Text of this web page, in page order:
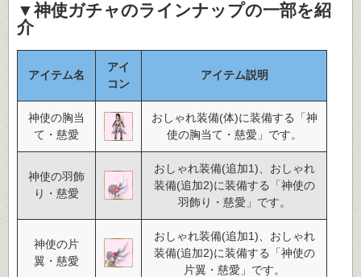
▼神使ガチャのラインナップの一部を紹
介
アイテム名
アイ
コン
アイテム説明
神使の胸当
て・慈愛
おしゃれ装備(体)に装備する「神
使の胸当て・慈愛」です。
神使の羽飾
り・慈愛
おしゃれ装備(追加1)、おしゃれ
装備(追加2)に装備する「神使の
羽飾り・慈愛」です。
神使の片
翼・慈愛
おしゃれ装備(追加1)、おしゃれ
装備(追加2)に装備する「神使の
片翼・慈愛」です。